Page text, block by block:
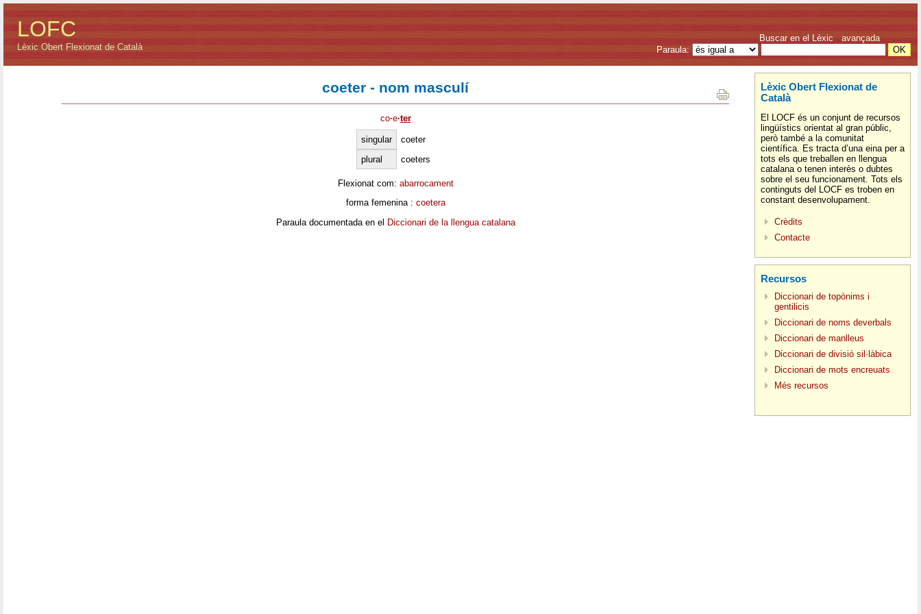
LOFC
Lèxic Obert Flexionat de Català
Buscar en el Lèxic avançada
Paraula:
coeter - nom masculí
co·e·ter
singular
coeter
plural
coeters
Flexionat com: abarrocament
forma femenina : coetera
Paraula documentada en el Diccionari de la llengua catalana
Lèxic Obert Flexionat de
Català
El LOCF és un conjunt de recursos
lingüístics orientat al gran públic,
però també a la comunitat
científica. Es tracta d’una eina per a
tots els que treballen en llengua
catalana o tenen interès o dubtes
sobre el seu funcionament. Tots els
continguts del LOCF es troben en
constant desenvolupament.
Crèdits
Contacte
Recursos
Diccionari de topònims i
gentilicis
Diccionari de noms deverbals
Diccionari de manlleus
Diccionari de divisió sil·làbica
Diccionari de mots encreuats
Més recursos